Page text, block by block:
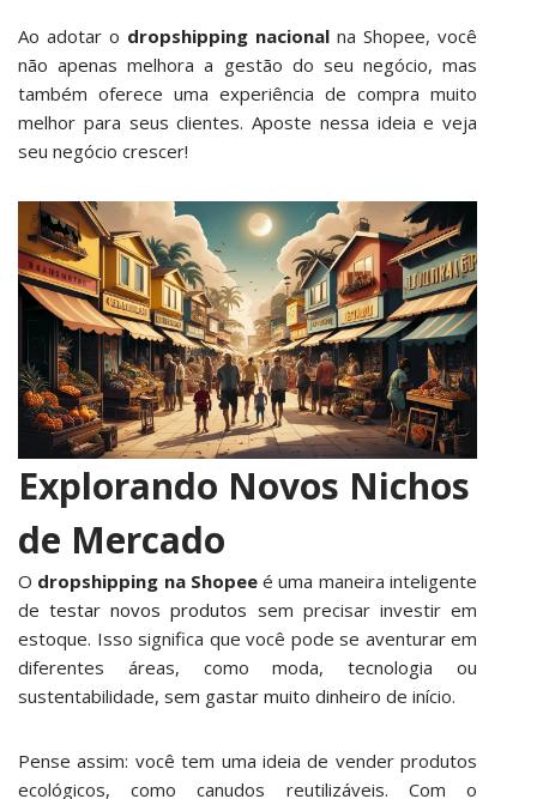
Ao adotar o dropshipping nacional na Shopee, você
não apenas melhora a gestão do seu negócio, mas
também oferece uma experiência de compra muito
melhor para seus clientes. Aposte nessa ideia e veja
seu negócio crescer!
Explorando Novos Nichos
de Mercado
O dropshipping na Shopeeé uma maneira inteligente
detestar novos produtos sem precisar investir em
estoque. Isso significa que você pode se aventurar em
diferentes áreas, como moda, tecnologia ou
sustentabilidade, sem gastar muito dinheiro de início.
Pense assim: você tem uma ideia de vender produtos
ecológicos, como canudos reutilizáveis. Com o